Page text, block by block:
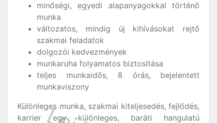
minőségi, egyedi alapanyagokkal történő
munka
változatos, mindig új kihívásokat rejtő
szakmai feladatok
dolgozói kedvezmények
munkaruha folyamatos biztosítása
teljes munkaidős, 8 órás, bejelentett
munkaviszony
Különleges munka, szakmai kiteljesedés, fejlődés,
karrier egy különleges, baráti hangulatú